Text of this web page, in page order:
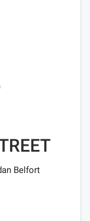
Belfort